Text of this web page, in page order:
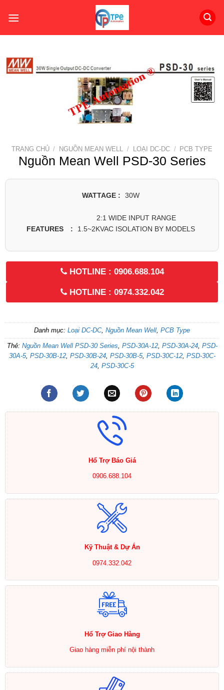
TRANG CHỦ / NGUỒN MEAN WELL / LOẠI DC-DC / PCB TYPE
Nguồn Mean Well PSD-30 Series
WATTAGE : 30W
FEATURES :
2:1 WIDE INPUT RANGE
1.5~2KVAC ISOLATION BY MODELS
HOTLINE : 0906.688.104
HOTLINE : 0974.332.042
Danh mục: Loại DC-DC, Nguồn Mean Well, PCB Type
Thẻ: Nguồn Mean Well PSD-30 Series, PSD-30A-12, PSD-30A-24, PSD-
30A-5, PSD-30B-12, PSD-30B-24, PSD-30B-5, PSD-30C-12, PSD-30C-
24, PSD-30C-5
Hổ Trợ Báo Giá
0906.688.104
Kỹ Thuật & Dự Án
0974.332.042
Hổ Trợ Giao Hàng
Giao hàng miễn phí nội thành